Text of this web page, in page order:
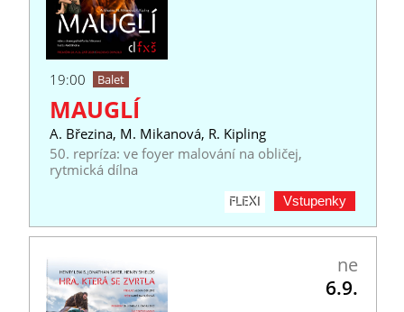
19:00 Balet
MAUGLÍ
A. Březina, M. Mikanová, R. Kipling
50. repríza: ve foyer malování na obličej,
rytmická dílna
Vstupenky
FLEXI
ne
6.9.